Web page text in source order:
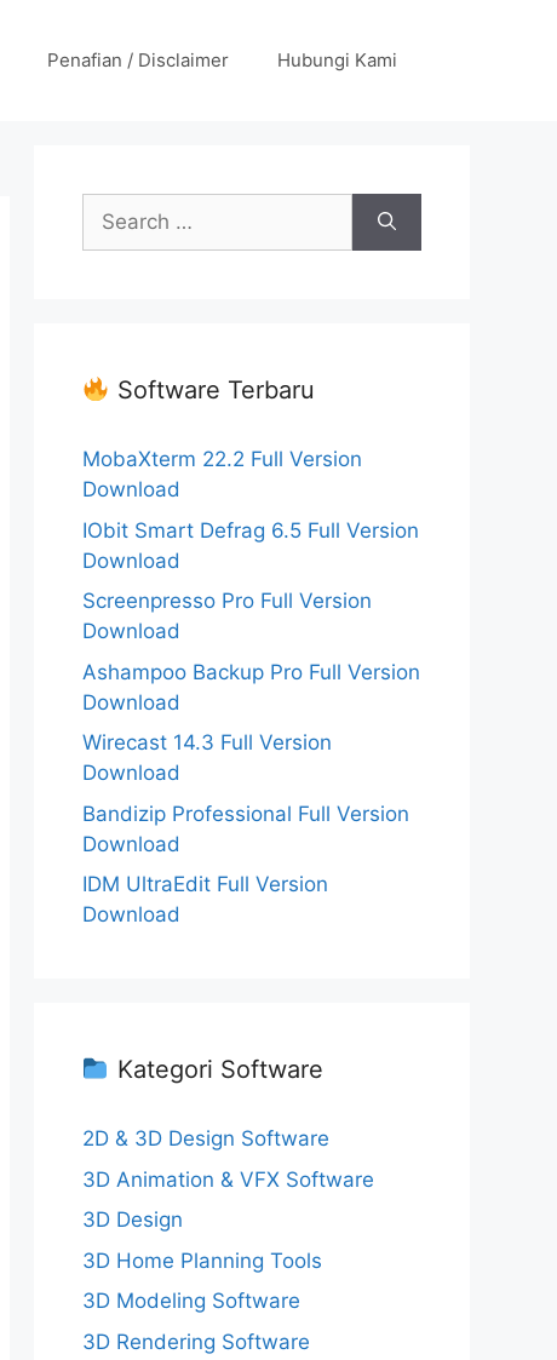
Penafian / Disclaimer Hubungi Kami
Search
for:
Software Terbaru
MobaXterm 22.2 Full Version
Download
IObit Smart Defrag 6.5 Full Version
Download
Screenpresso Pro Full Version
Download
Ashampoo Backup Pro Full Version
Download
Wirecast 14.3 Full Version
Download
Bandizip Professional Full Version
Download
IDM UltraEdit Full Version
Download
Kategori Software
2D & 3D Design Software
3D Animation & VFX Software
3D Design
3D Home Planning Tools
3D Modeling Software
3D Rendering Software